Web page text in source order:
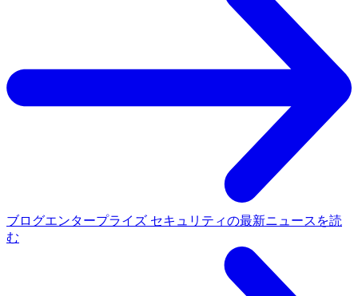
ブログエンタープライズ セキュリティの最新ニュースを読
む